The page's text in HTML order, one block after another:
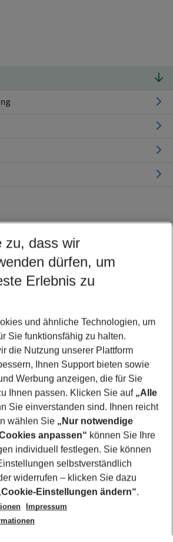
nach Ihren Wünschen
5-8 Nächte
Keine Kinder
Filter anzeigen
ändern
zu, dass wir
dürfen, um
Erlebnis zu
und ähnliche Technologien, um
Sie funktionsfähig zu halten.
die Nutzung unserer Plattform
Ihnen Support bieten sowie
Werbung anzeigen, die für Sie
Ihnen passen. Klicken Sie auf „Alle
Sie einverstanden sind. Ihnen reicht
wählen Sie „Nur notwendige
anpassen“ können Sie Ihre
individuell festlegen. Sie können
selbstverständlich
widerrufen – klicken Sie dazu
Einstellungen ändern“.
Impressum